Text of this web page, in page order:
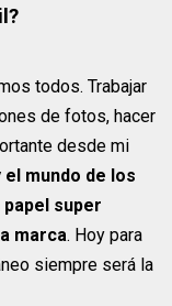
todos. Trabajar
de fotos, hacer
desde mi
el mundo de los
super
marca. Hoy para
siempre será la